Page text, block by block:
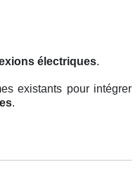
électriques.
existants pour intégrer
.